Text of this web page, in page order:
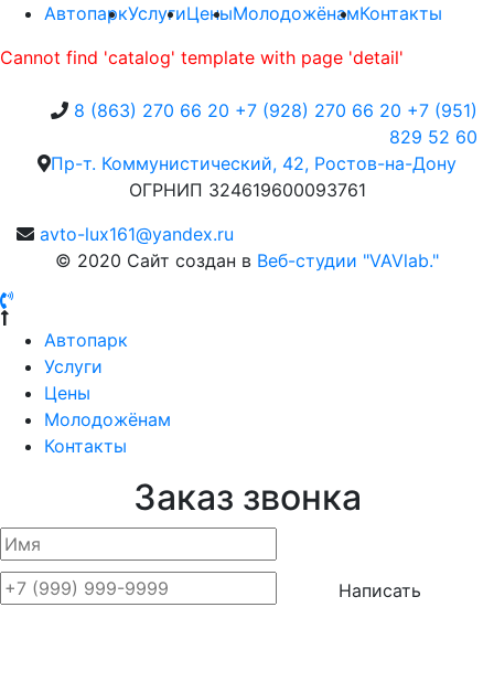
АвтопаркУслугиЦеныМолодожёнамКонтакты
Cannot find 'catalog' template with page 'detail'
8 (863) 270 66 20 +7 (928) 270 66 20 +7 (951)
829 52 60
Пр-т. Коммунистический, 42, Ростов-на-Дону
ОГРНИП 324619600093761
avto-lux161@yandex.ru
© 2020 Сайт создан в Веб-студии "VAVlab."
Автопарк
Услуги
Цены
Молодожёнам
Контакты
Заказ звонка